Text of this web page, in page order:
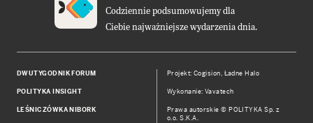
Codziennie podsumowujemy dla
Ciebie najważniejsze wydarzenia dnia.
DWUTYGODNIK FORUM
POLITYKA INSIGHT
LEŚNICZÓWKA NIBORK
Projekt:Cogision, Ładne Halo
Wykonanie: Vavatech
Prawa autorskie © POLITYKA Sp. z
o.o. S.K.A.